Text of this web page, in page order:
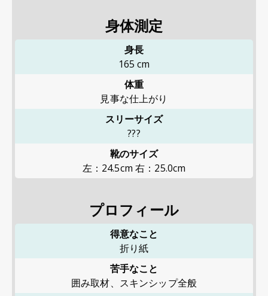
身体測定
身長
165 cm
体重
見事な仕上がり
スリーサイズ
???
靴のサイズ
左：24.5cm 右：25.0cm
プロフィール
得意なこと
折り紙
苦手なこと
囲み取材、スキンシップ全般